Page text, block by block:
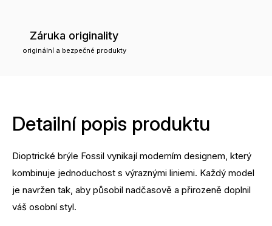
Záruka originality
originální a bezpečné produkty
Detailní popis produktu
Dioptrické brýle Fossil vynikají moderním designem, který
kombinuje jednoduchost s výraznými liniemi. Každý model
je navržen tak, aby působil nadčasově a přirozeně doplnil
váš osobní styl.